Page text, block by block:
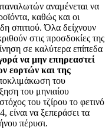
αναμένεται να
καθώς και οι
σπιτιού. Όλα δείχνουν
στις προσδοκίες της
σε καλύτερα επίπεδα
να μην επηρεαστεί
εορτών και της
του
του μηνιαίου
του τζίρου το φετινό
είναι να ξεπεράσει τα
πέρυσι.